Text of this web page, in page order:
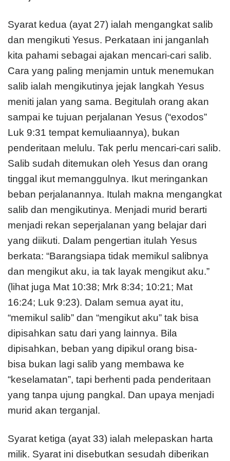
Syarat kedua (ayat 27) ialah mengangkat salib
dan mengikuti Yesus. Perkataan ini janganlah
kita pahami sebagai ajakan mencari-cari salib.
Cara yang paling menjamin untuk menemukan
salib ialah mengikutinya jejak langkah Yesus
meniti jalan yang sama. Begitulah orang akan
sampai ke tujuan perjalanan Yesus (“exodos”
Luk 9:31 tempat kemuliaannya), bukan
penderitaan melulu. Tak perlu mencari-cari salib.
Salib sudah ditemukan oleh Yesus dan orang
tinggal ikut memanggulnya. Ikut meringankan
beban perjalanannya. Itulah makna mengangkat
salib dan mengikutinya. Menjadi murid berarti
menjadi rekan seperjalanan yang belajar dari
yang diikuti. Dalam pengertian itulah Yesus
berkata: “Barangsiapa tidak memikul salibnya
dan mengikut aku, ia tak layak mengikut aku.”
(lihat juga Mat 10:38; Mrk 8:34; 10:21; Mat
16:24; Luk 9:23). Dalam semua ayat itu,
“memikul salib” dan “mengikut aku” tak bisa
dipisahkan satu dari yang lainnya. Bila
dipisahkan, beban yang dipikul orang bisa-
bisa bukan lagi salib yang membawa ke
“keselamatan”, tapi berhenti pada penderitaan
yang tanpa ujung pangkal. Dan upaya menjadi
murid akan terganjal.
Syarat ketiga (ayat 33) ialah melepaskan harta
milik. Syarat ini disebutkan sesudah diberikan